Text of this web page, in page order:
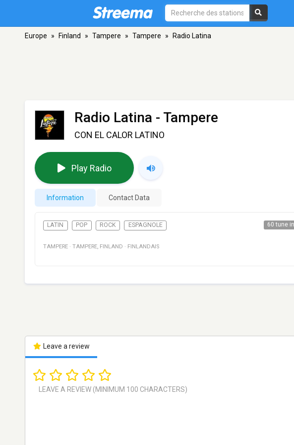
Europe » Finland » Tampere » Tampere » Radio Latina
Radio Latina - Tampere
CON EL CALOR LATINO
Play Radio
Information Contact Data
LATIN POP ROCK ESPAGNOLE 60 tune
TAMPERE · TAMPERE, FINLAND · FINLANDAIS
Leave a review